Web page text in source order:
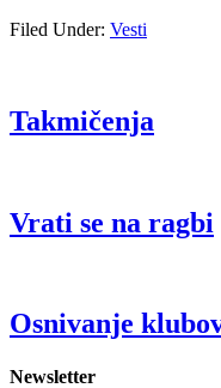
Filed Under: Vesti
Takmičenja
Vrati se na ragbi
Osnivanje
Newsletter